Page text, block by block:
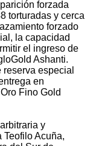
forzada
torturadas y cerca
forzado
la capacidad
el ingreso de
Ashanti.
especial
en
Fino Gold
y
Acuña,